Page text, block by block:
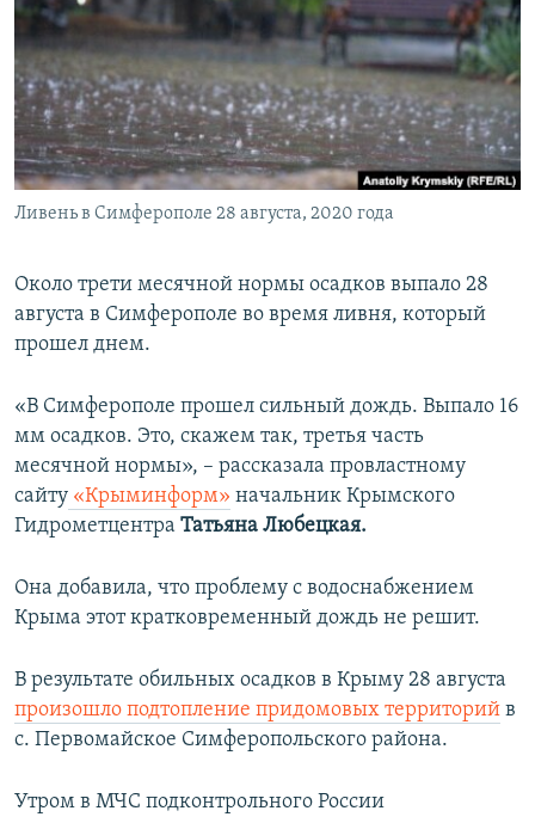
ПРОПАВШИЕ БЕЗ ВЕСТИ
ПОБЕДИТЕЛЕЙ НЕ СУДЯТ?
КРЫМ.НЕПОКОРЕННЫЙ
ELIFBE
УКРАИНСКАЯ ПРОБЛЕМА КРЫМА
ПРИСОЕДИНЯЙТЕСЬ!
Все сайты RFE/RL
Ливень в Симферополе 28 августа, 2020 года
Около трети месячной нормы осадков выпало 28
августа в Симферополе во время ливня, который
прошел днем.
«В Симферополе прошел сильный дождь. Выпало 16
мм осадков. Это, скажем так, третья часть
месячной нормы», – рассказала провластному
сайту «Крыминформ» начальник Крымского
Гидрометцентра Татьяна Любецкая.
Она добавила, что проблему с водоснабжением
Крыма этот кратковременный дождь не решит.
В результате обильных осадков в Крыму 28 августа
произошло подтопление придомовых территорий в
с. Первомайское Симферопольского района.
Утром в МЧС подконтрольного России